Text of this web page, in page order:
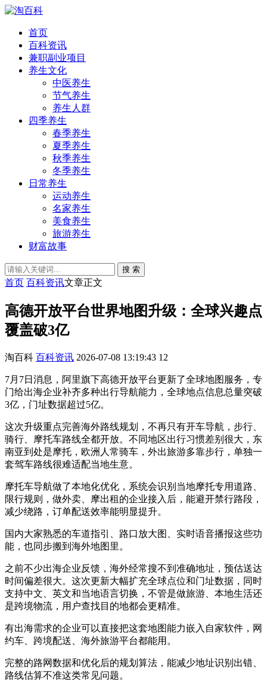
首页
百科资讯
兼职副业项目
养生文化
中医养生
节气养生
养生人群
四季养生
春季养生
夏季养生
秋季养生
冬季养生
日常养生
运动养生
名家养生
美食养生
旅游养生
财富故事
搜 索
首页 百科资讯文章正文
高德开放平台世界地图升级：全球兴趣点
覆盖破3亿
淘百科 百科资讯 2026-07-08 13:19:43 12
7月7日消息，阿里旗下高德开放平台更新了全球地图服务，专
门给出海企业补齐多种出行导航能力，全球地点信息总量突破
3亿，门址数据超过5亿。
这次升级重点完善海外路线规划，不再只有开车导航，步行、
骑行、摩托车路线全都开放。不同地区出行习惯差别很大，东
南亚到处是摩托，欧洲人常骑车，外出旅游多靠步行，单独一
套驾车路线很难适配当地生意。
摩托车导航做了本地化优化，系统会识别当地摩托专用道路、
限行规则，做外卖、摩出租的企业接入后，能避开禁行路段，
减少绕路，订单配送效率能明显提升。
国内大家熟悉的车道指引、路口放大图、实时语音播报这些功
能，也同步搬到海外地图里。
之前不少出海企业反馈，海外经常搜不到准确地址，预估送达
时间偏差很大。这次更新大幅扩充全球点位和门址数据，同时
支持中文、英文和当地语言切换，不管是做旅游、本地生活还
是跨境物流，用户查找目的地都会更精准。
有出海需求的企业可以直接把这套地图能力嵌入自家软件，网
约车、跨境配送、海外旅游平台都能用。
完整的路网数据和优化后的规划算法，能减少地址识别出错、
路线估算不准这类常见问题。